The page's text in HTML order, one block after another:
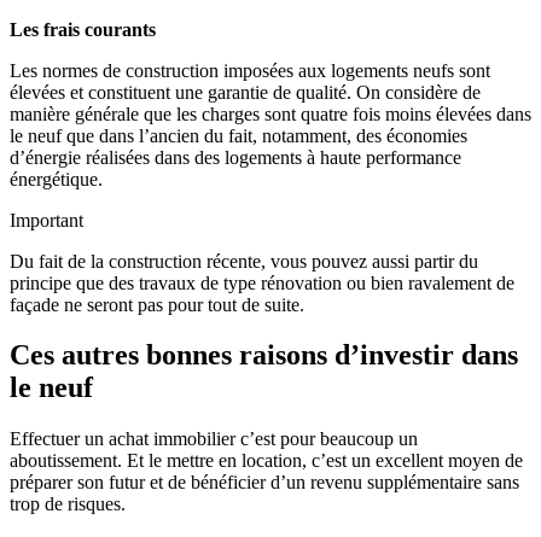
Les frais courants
Les normes de construction imposées aux logements neufs sont
élevées et constituent une garantie de qualité. On considère de
manière générale que les charges sont quatre fois moins élevées dans
le neuf que dans l’ancien du fait, notamment, des économies
d’énergie réalisées dans des logements à haute performance
énergétique.
Important
Du fait de la construction récente, vous pouvez aussi partir du
principe que des travaux de type rénovation ou bien ravalement de
façade ne seront pas pour tout de suite.
Ces autres bonnes raisons d’investir dans
le neuf
Effectuer un achat immobilier c’est pour beaucoup un
aboutissement. Et le mettre en location, c’est un excellent moyen de
préparer son futur et de bénéficier d’un revenu supplémentaire sans
trop de risques.